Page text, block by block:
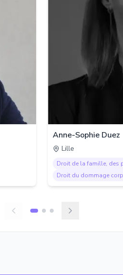
Anne-Sophie Duez
Lille
Droit de la famille, des
Droit du dommage